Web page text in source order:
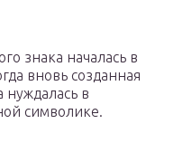
знака началась в
вновь созданная
нуждалась в
символике.